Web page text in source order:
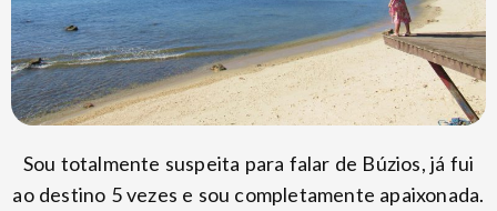
Sou totalmente suspeita para falar de Búzios, já fui
ao destino 5 vezes e sou completamente apaixonada.